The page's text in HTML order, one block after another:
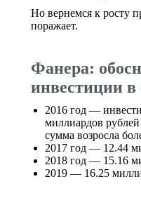
Но вернемся к росту
поражает.
Фанера:
инвестиции в
2016 год —
миллиардов рублей
сумма возросла
2017 год — 12.44
2018 год — 15.16
2019 — 16.25